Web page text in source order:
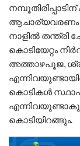
ആചാര്യവരണം
നാളിൽ തന്ത്രി
കൊടിയേറ്റം
അത്താഴപൂജ,
കൊടികൾ
കൊടിയിറങ്ങും.